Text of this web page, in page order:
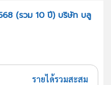
(รวม 10 ปี) บริษัท บลู
รายได้รวมสะสม